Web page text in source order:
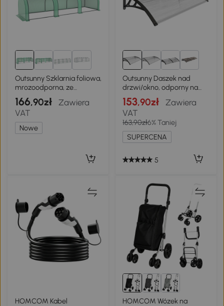
4+
Outsunny Szklarnia foliowa,
mrozoodporna, ze
zwijanymi drzwiami na
zamek 350 x 100 x 80 cm
Zielony
166,90zł
Zawiera
VAT
Nowe
Outsunny Daszek nad
drzwi/okno, odporny na
warunki atmosferyczne,
przezroczysty, aluminiowe
pręty łączące/poliwęglan,
110 x 60 x 18 cm
153,90zł
Zawiera
VAT
163,90zł6% Taniej
SUPERCENA
5
HOMCOM Kabel
HOMCOM Wózek na